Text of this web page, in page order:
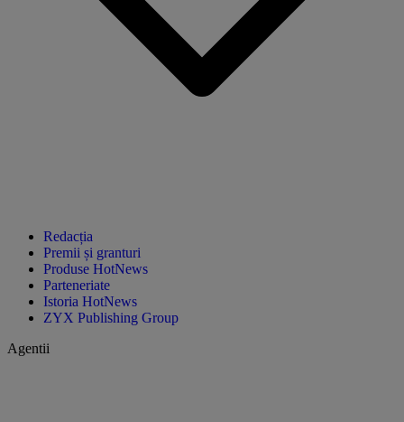
Redacția
Premii și granturi
Produse HotNews
Parteneriate
Istoria HotNews
ZYX Publishing Group
Agentii